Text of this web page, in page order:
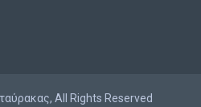
All Rights Reserved